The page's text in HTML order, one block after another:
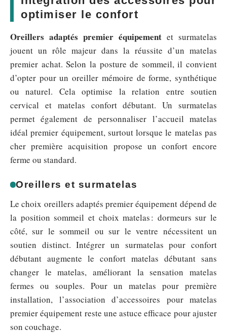
optimiser le confort
Oreillers adaptés premier équipement et surmatelas
jouent un rôle majeur dans la réussite d’un matelas
premier achat. Selon la posture de sommeil, il convient
d’opter pour un oreiller mémoire de forme, synthétique
ou naturel. Cela optimise la relation entre soutien
cervical et matelas confort débutant. Un surmatelas
permet également de personnaliser l’accueil matelas
idéal premier équipement, surtout lorsque le matelas pas
cher première acquisition propose un confort encore
ferme ou standard.
Oreillers et surmatelas
Le choix oreillers adaptés premier équipement dépend de
la position sommeil et choix matelas : dormeurs sur le
côté, sur le sommeil ou sur le ventre nécessitent un
soutien distinct. Intégrer un surmatelas pour confort
débutant augmente le confort matelas débutant sans
changer le matelas, améliorant la sensation matelas
fermes ou souples. Pour un matelas pour première
installation, l’association d’accessoires pour matelas
premier équipement reste une astuce efficace pour ajuster
son couchage.